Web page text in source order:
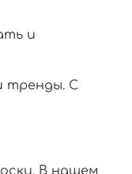
и
тренды. С
В нашем